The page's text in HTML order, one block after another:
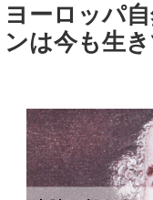
ヨーロッパ
ンは今も生き